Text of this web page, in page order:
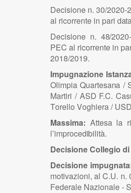
Decisione n.30/2020-2
al ricorrente in pari dat
Decisione n. 48/2020
PEC al ricorrente in pa
2018/2019.
Impugnazione
Olimpia Quartesana /
Martiri /ASD F.C. Cas
Torello Voghiera/US
Massima: Attesa la
l’improcedibilità.
Decisione Collegio di
Decisione
motivazioni, al C.U. n.
Federale Nazionale -